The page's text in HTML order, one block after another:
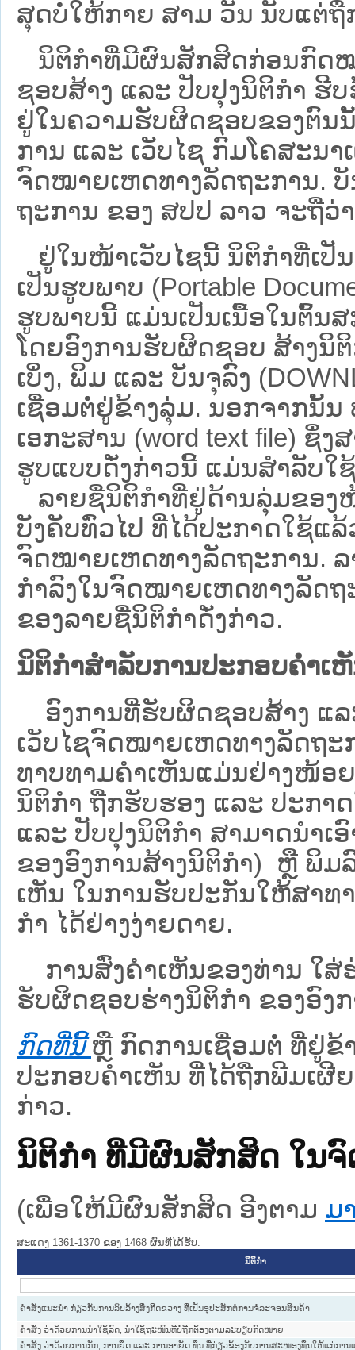
ສຸດບໍ່ໃຫ້ກາຍ ສາມ ວັນ ນັບແຕ່ຖື
ນິ​ຕິ​ກຳ​ທີ່​ມີ​ຜົນ​ສັກ​ສິດ​ກ່ອນ​ກົດ​ໝ
ຊອບ​ສ້າງ ແລະ ປັບ​ປຸງນິ​ຕິ​ກຳ ຮີ
ຢູ່ໃນຄວາມຮັບຜິດຊອບຂອງຕົນ
ການ ແລະ ເວັບໄຊ​ ກົມໂຄສະນ
ຈົດໝາຍເຫດທາງລັດຖະການ.
ຖະ​ການ ຂອງ ສປ​ປ ລາວ ​ຈະຖື​
ຢູ່ໃນໜ້າ​ເວັບ​ໄຊ​ນີ້ ນິຕິກຳທີ່ເປັ
ເປັນຮູບພາບ (Portable
ຮູບພາບນີ້ ແມ່ນເປັນເນື້ອໃນຕົ້ນ
ໂດຍອົງການຮັບຜິດຊອບ ສ້າງນິ
ເບິ່ງ, ພິມ ແລະ ບັນຈຸລົງ
ເຊື່ອມຕໍ່ຢູ່ຂ້າງລຸ່ມ. ນອກຈາກນັ້ນ
ເອກະສານ (word text file) ຊຶ່
ຮູບແບບດັ່ງກ່າວນີ້ ແມ່ນສຳລັບໃ
ລາຍຊື່ນິຕິກຳທີ່ຢູ່ດ້ານລຸ່ມຂອງ
ບັງຄັບທົ່ວໄປ ທີ່ໄດ້ປະກາດໃຊ້ແ
ຈົດໝາຍເຫດທາງລັດຖະການ.
ກຳລົງໃນຈົດໝາຍເຫດທາງລັດ
ຂອງລາຍຊື່ນິຕິກໍາດັ່ງກ່າວ.
ນິຕິກຳສຳລັບການປະກອບຄຳເ
ອົງການທີ່ຮັບຜິດຊອບສ້າງ ແລ
ເວັບ​ໄຊຈົດໝາຍເຫດທາງລັດຖະ
ທາບທາມຄໍາເຫັນແມ່ນຢ່າງໜ້ອ
ນິຕິກໍາ ຖືກຮັບຮອງ ແລະ ປະກາ
ແລະ ປັບປຸງນິຕິກໍາ ສາມາດນຳເ
ຂອງອົງການສ້າງນິຕິກຳ) ຫຼື ພິມ
ເຫັນ ໃນການຮັບປະກັນໃຫ້ສາທ
ກຳ ໄດ້ຢ່າງງ່າຍດາຍ.
ການສົ່ງຄໍາເຫັນຂອງທ່ານ ໃສ່
ຮັບຜິດຊອບຮ່າງນິຕິກຳ ຂອງອົງ
ກົດທີ່ນີ້ ຫຼື ກົດການເຊື່ອມຕໍ່ ທີ່ຢູ່ຂ້
ປະກອບຄຳເຫັນ ທີ່ໄດ້ຖືກພີມເຜີ
ກ່າວ.
ນິຕິກໍາ ທີ່ມີຜົນສັກສິດ ໃນ
(ເພື່ອໃຫ້ມີຜົນສັກສິດ ອີງຕາມ ມ
ສະແດງ 1361-1370 ຂອງ 1468 ຜົນທີ່ໄດ້ຮັບ.
ນິຕິກໍາ
ຄຳສັ່ງແນະນຳ ກ່ຽວກັບການລົບລ້າງສິ່ງກີດຂວາງ ທີ່ເປັນອຸປະສັກຕໍ່ການຈໍລະຈອນສິນຄ້າ
ຄຳສັ່ງ ວ່າດ້ວຍການນຳໃຊ້ລົດ, ນຳໃຊ້ຖະໜົນທີ່ບໍ່ຖືກຕ້ອງຕາມລະບຽບກົດໝາຍ
ຄໍາສັງ ວ່າດ້ວຍການກັກ, ການຍຶດ ແລະ ການອາຍັດ ທຶນ ທີ່ກ່ຽວຂ້ອງກັບການສະໜອງທຶນໃຫ້ແກ່ການ